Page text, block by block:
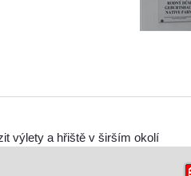
výlety a hřiště v širším okolí